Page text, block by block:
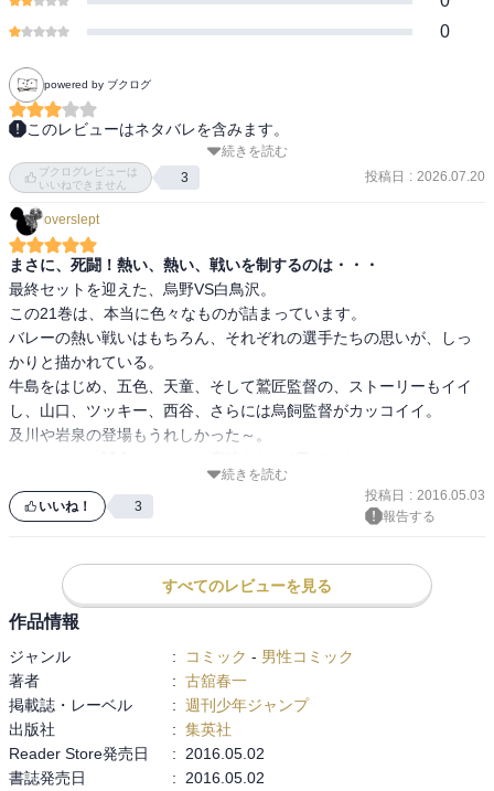
0
powered by ブクログ
このレビューはネタバレを含みます。
下を向くんじゃねえええ！バレーは常に上を向くスポーツだ#183(烏
飼繋心)
んへ烏飼さん)
17巻から始まった春高宮城県大会決勝。烏野に勝たせてあげたいと
思いつつも、負けるだろうとどこかで思っていた。うわっ、勝った
続きを読む
ブクログレビューは
いいねできません
3 投稿日 : 2026.07.20
overslept
まさに、死闘！熱い、熱い、戦いを制するのは・・・
最終セットを迎えた、烏野VS白鳥沢。
この21巻は、本当に色々なものが詰まっています。
バレーの熱い戦いはもちろん、それぞれの選手たちの思いが、しっ
かりと描かれている。
牛島をはじめ、五色、天童、そして鷲匠監督の、ストーリーもイイ
し、山口、ツッキー、西谷、さらには烏飼監督がカッコイイ。
及川や岩泉の登場もうれしかった～。
続きを読む
いいね！ 3
投稿日 : 2016.05.03
報告する
すべてのレビューを見る
作品情報
ジャンル : コミック - 男性コミック
著者
: 古舘春一
掲載誌・レーベル
: 週刊少年ジャンプ
出版社
: 集英社
Reader Store発売日
:
2016.05.02
書誌発売日
:
2016.05.02